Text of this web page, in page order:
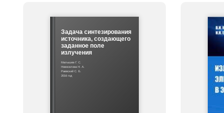
Задача синтезирования
источника, создающего
заданное поле
излучения
Малышев Г. С.
Новоселова Н. А.
Раевский С. Б.
2016 год